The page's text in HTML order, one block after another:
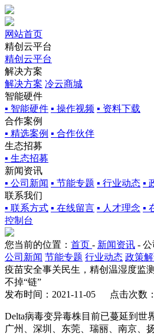
网站首页
精创云平台
精创云平台
解决方案
解决方案 冷云商城
智能硬件
▪ 智能硬件 ▪ 操作视频 ▪ 资料下载
合作案例
▪ 精选案例 ▪ 合作伙伴
生态招募
▪ 生态招募
新闻资讯
▪ 公司新闻 ▪ 节能专题 ▪ 行业动态 ▪
联系我们
▪ 联系方式 ▪ 在线留言 ▪ 人才理念 ▪
控制台
您当前的位置： 首页 - 新闻资讯 - 公
公司新闻 节能专题 行业动态 政策
疫苗安全事关民生，精创温湿度监
不掉“链”
发布时间：2021-11-05 点击次数
Delta病毒变异毒株目前已蔓延到世
广州、深圳、东莞、瑞丽、南京、